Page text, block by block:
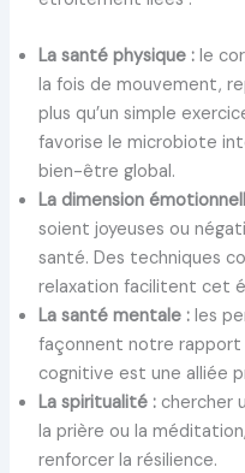
La santé physique :le
la fois de mouvement,
plus qu’un simple
favorise le microbiote
bien-être global.
La dimension
soient joyeuses ou
santé. Des techniques
relaxation facilitent cet
La santé mentale :les
façonnent notre rapport
cognitive est une alliée
La spiritualité :chercher
la prière ou la
renforcer la résilience.